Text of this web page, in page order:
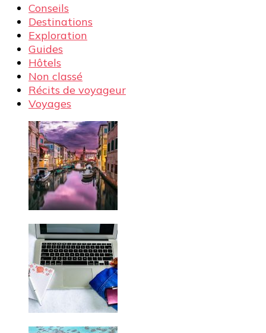
Conseils
Destinations
Exploration
Guides
Hôtels
Non classé
Récits de voyageur
Voyages